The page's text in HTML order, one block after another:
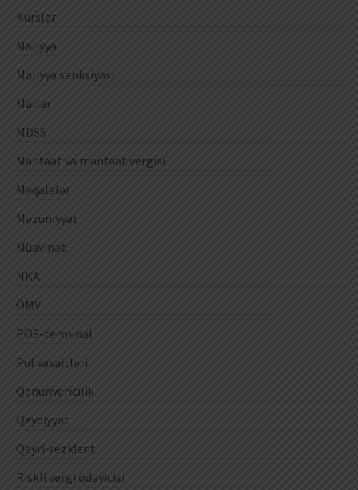
Kurslar
Maliyyə
Maliyyə sanksiyası
Mallar
MDSS
Mənfəət və mənfəət vergisi
Məqalələr
Məzuniyyət
Müavinət
NKA
ÖMV
POS-terminal
Pul vəsaitləri
Qanunvericilik
Qeydiyyat
Qeyri-rezident
Riskli vergi ödəyicisi